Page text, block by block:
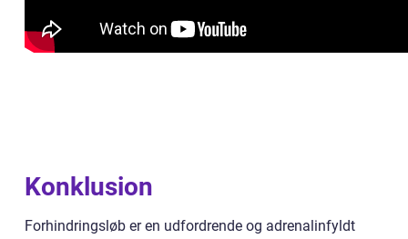
Konklusion
Forhindringsløb er en udfordrende og adrenalinfyldt